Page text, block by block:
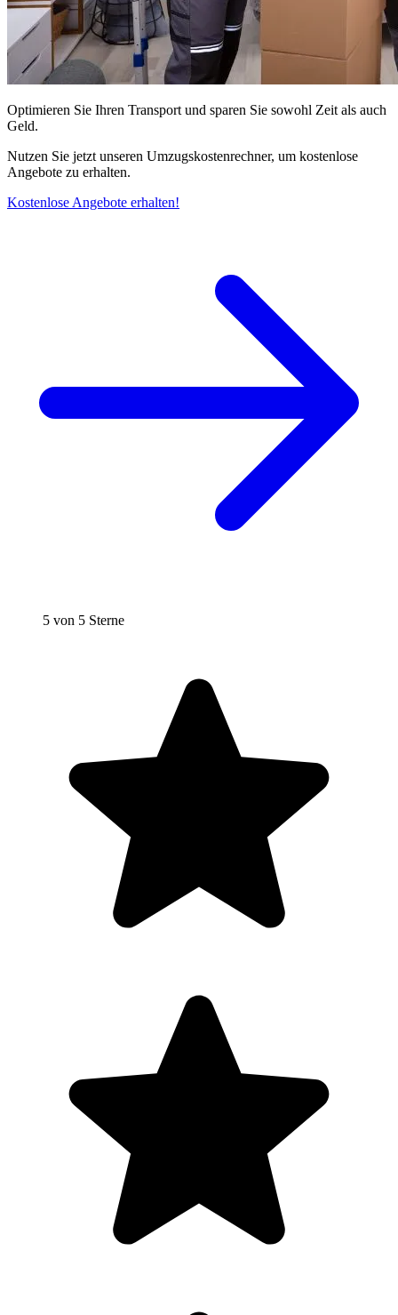
Optimieren Sie Ihren Transport und sparen Sie sowohl Zeit als auch
Geld.
Nutzen Sie jetzt unseren Umzugskostenrechner, um kostenlose
Angebote zu erhalten.
Kostenlose Angebote erhalten!
5 von 5 Sterne